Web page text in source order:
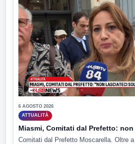
6 AGOSTO 2026
ATTUALITÀ
Miasmi, Comitati dal Prefetto:
Comitati dal Prefetto Moscarella. Oltre a